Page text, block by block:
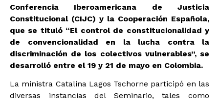
Conferencia Iberoamericana de Justicia
Constitucional (CIJC) y la Cooperación Española,
que se tituló “El control de constitucionalidad y
de convencionalidad en la lucha contra la
discriminación de los colectivos vulnerables”, se
desarrolló entre el 19 y 21 de mayo en Colombia.
La ministra Catalina Lagos Tschorne participó en las
diversas instancias del Seminario, tales como